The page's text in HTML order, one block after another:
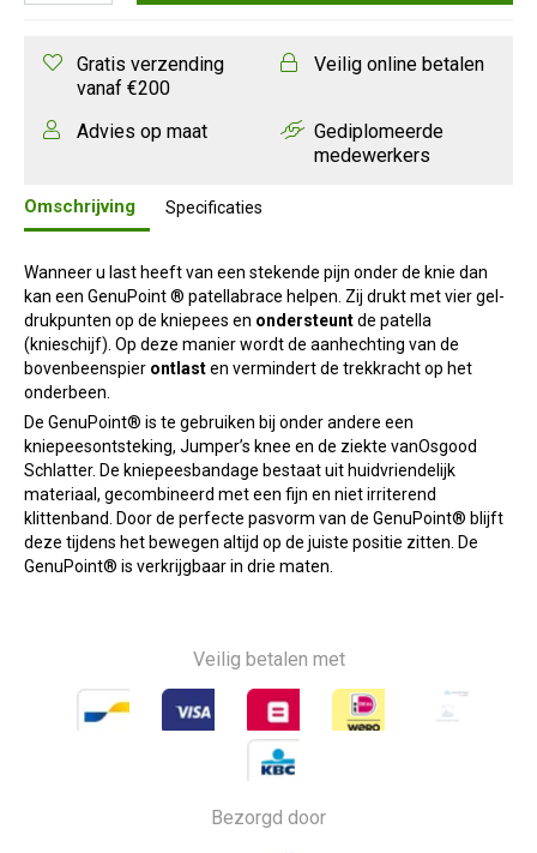
Gratis verzending
vanaf €200
Veilig online betalen
Advies op maat
Gediplomeerde
medewerkers
Omschrijving Specificaties
Wanneer u last heeft van een stekende pijn onder de knie dan
kan een GenuPoint ® patellabrace helpen. Zij drukt met vier gel-
drukpunten op de kniepees en ondersteuntde patella
(knieschijf). Op deze manier wordt de aanhechting van de
bovenbeenspier ontlasten vermindert de trekkracht op het
onderbeen.
De GenuPoint® is te gebruiken bij onder andere een
kniepeesontsteking, Jumper’s knee en de ziekte vanOsgood
Schlatter. De kniepeesbandage bestaat uit huidvriendelijk
materiaal, gecombineerd met een fijn en niet irriterend
klittenband. Door de perfecte pasvorm van de GenuPoint® blijft
deze tijdens het bewegen altijd op de juiste positie zitten. De
GenuPoint® is verkrijgbaar in drie maten.
Veilig betalen met
Bezorgd door